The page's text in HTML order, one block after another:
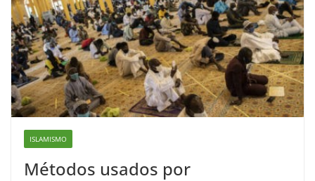
ISLAMISMO
Métodos usados por